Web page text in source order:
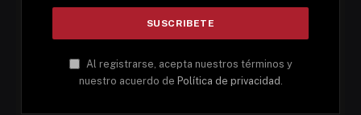
Al registrarse, acepta nuestros términos y
nuestro acuerdo de Política de privacidad